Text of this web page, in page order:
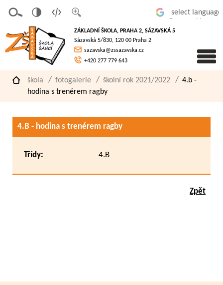
písmo
á
verze
pro
slaboz
raké
ZÁKLADNÍ ŠKOLA, PRAHA 2, SÁZAVSKÁ 5
Sázavská 5/830, 120 00 Praha 2
sazavska@zssazavska.cz
+420 277 779 643
škola fotogalerie školní rok 2021/2022
4.b -
hodina s trenérem ragby
4.B - hodina s trenérem ragby
Třídy: 4.B
Zpět